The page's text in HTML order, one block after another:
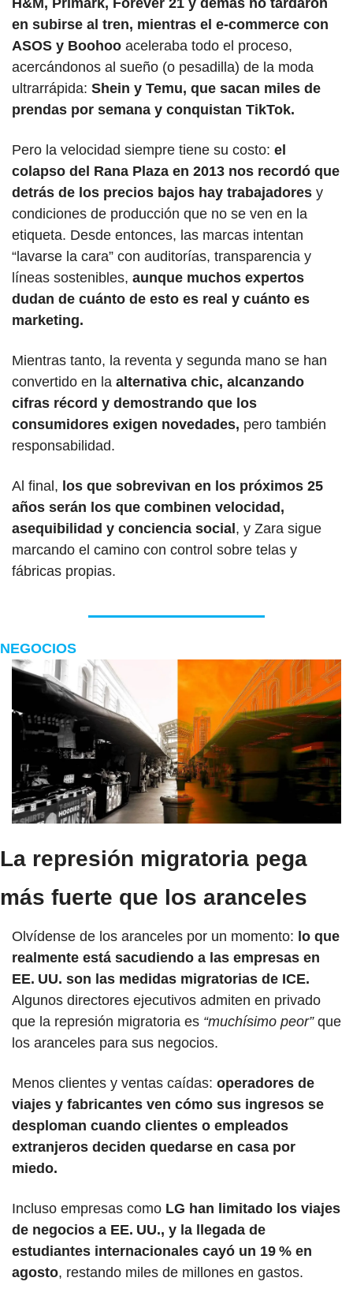
en subirse al tren, mientras el e-commerce con
ASOS y Boohoo aceleraba todo el proceso,
acercándonos al sueño (o pesadilla) de la moda
ultrarrápida: Shein y Temu, que sacan miles de
prendas por semana y conquistan TikTok.
Pero la velocidad siempre tiene su costo: el
colapso del Rana Plaza en 2013 nos recordó que
detrás de los precios bajos hay trabajadores y
condiciones de producción que no se ven en la
etiqueta. Desde entonces, las marcas intentan
“lavarse la cara” con auditorías, transparencia y
líneas sostenibles, aunque muchos expertos
dudan de cuánto de esto es real y cuánto es
marketing.
Mientras tanto, la reventa y segunda mano se han
convertido en la alternativa chic, alcanzando
cifras récord y demostrando que los
consumidores exigen novedades, pero también
responsabilidad.
Al final, los que sobrevivan en los próximos 25
años serán los que combinen velocidad,
asequibilidad y conciencia social, y Zara sigue
marcando el camino con control sobre telas y
fábricas propias.
NEGOCIOS
La represión migratoria pega
más fuerte que los aranceles
Olvídense de los aranceles por un momento: lo que
realmente está sacudiendo a las empresas en
EE. UU. son las medidas migratorias de ICE.
Algunos directores ejecutivos admiten en privado
que la represión migratoria es “muchísimo peor” que
los aranceles para sus negocios.
Menos clientes y ventas caídas: operadores de
viajes y fabricantes ven cómo sus ingresos se
desploman cuando clientes o empleados
extranjeros deciden quedarse en casa por
miedo.
Incluso empresas como LG han limitado los viajes
de negocios a EE. UU., y la llegada de
estudiantes internacionales cayó un 19 % en
agosto, restando miles de millones en gastos.